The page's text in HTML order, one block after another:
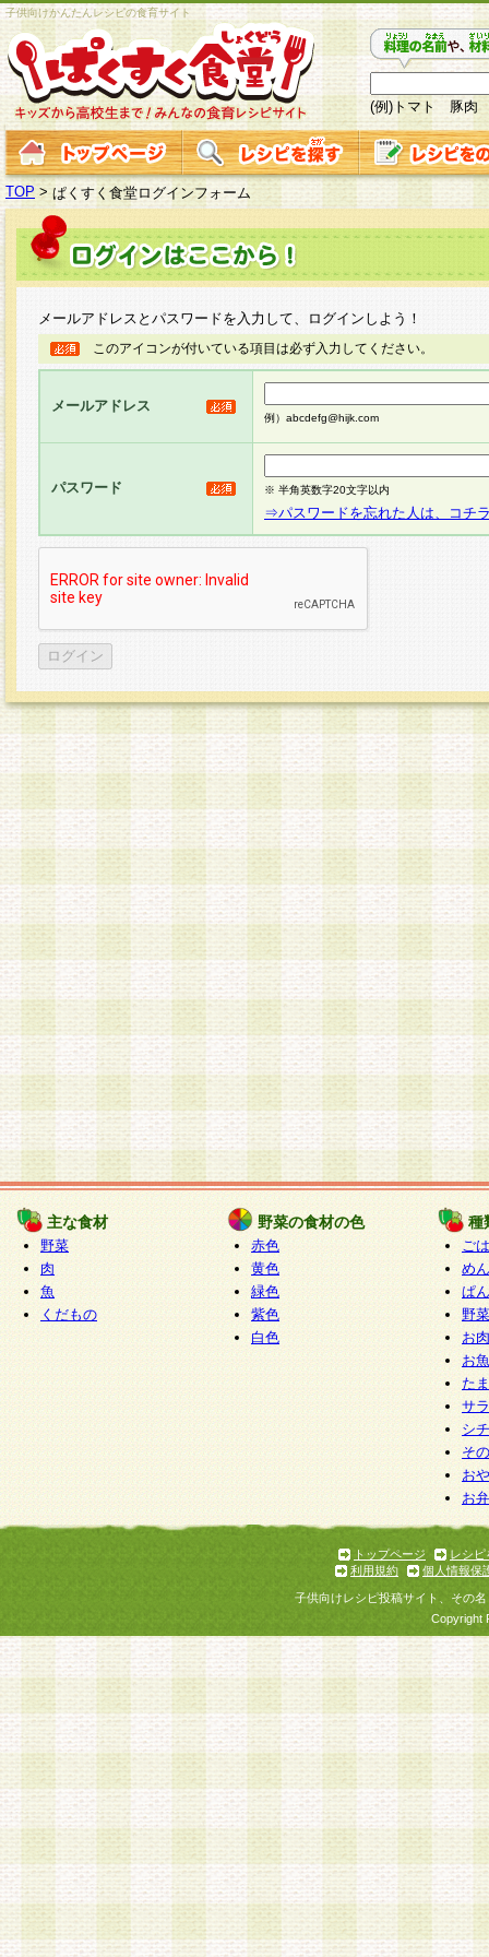
子供向けかんたんレシピの食育サイト
(例)トマト 豚肉
TOP > ぱくすく食堂ログインフォーム
メールアドレスとパスワードを入力して、ログインしよう！
このアイコンが付いている項目は必ず入力してください。
メールアドレス
例）abcdefg@hijk.com
パスワード ※ 半角英数字20文字以内
⇒パスワードを忘れた人は、コチ
主な食材
野菜
肉
魚
くだもの
野菜の食材の色
赤色
黄色
緑色
紫色
白色
種
ご
めん
ぱん
野
お
お
た
サ
シ
そ
お
お
トップページ
レシピ
利用規約
個人情報保
子供向けレシピ投稿サイト、その
Copyright